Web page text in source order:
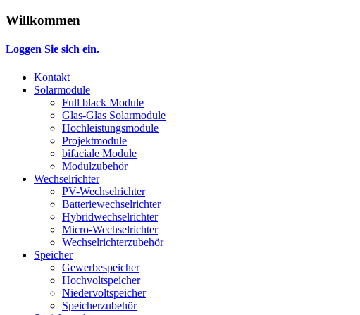
Willkommen
Loggen Sie sich ein.
Kontakt
Solarmodule
Full black Module
Glas-Glas Solarmodule
Hochleistungsmodule
Projektmodule
bifaciale Module
Modulzubehör
Wechselrichter
PV-Wechselrichter
Batteriewechselrichter
Hybridwechselrichter
Micro-Wechselrichter
Wechselrichterzubehör
Speicher
Gewerbespeicher
Hochvoltspeicher
Niedervoltspeicher
Speicherzubehör